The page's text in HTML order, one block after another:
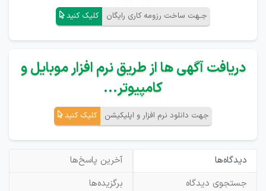
جـهت ساخت رزومه کاری رایگان کلیک کنید
دریافت آگهی ها از طریق نرم افزار موبایل و
کامپیوتر...
جهت دانلود نرم افزار و اپلیکیشن کلیک کنید
دیدگاه‌ها
آخرین پاسخ‌ها
جستجوی دیدگاه
برگزیده‌ها